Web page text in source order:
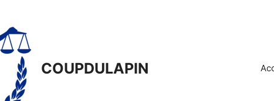
COUPDULAPIN